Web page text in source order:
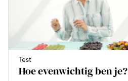
Test
Hoe evenwichtig ben je?